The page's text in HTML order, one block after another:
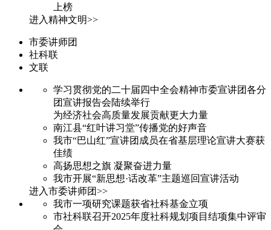
上榜
进入精神文明>>
市委讲师团
社科联
文联
学习贯彻党的二十届四中全会精神市委宣讲团各分
团宣讲报告会陆续举行
为经济社会高质量发展贡献更大力量
南江县“红叶讲习堂”传播党的好声音
我市“巴山红”宣讲团成员在省基层理论宣讲大赛获
佳绩
高扬思想之旗 凝聚奋进力量
我市开展“新思想·话改革”主题巡回宣讲活动
进入市委讲师团>>
我市一项研究课题获省社科基金立项
市社科联召开2025年度社科规划项目结项集中评审